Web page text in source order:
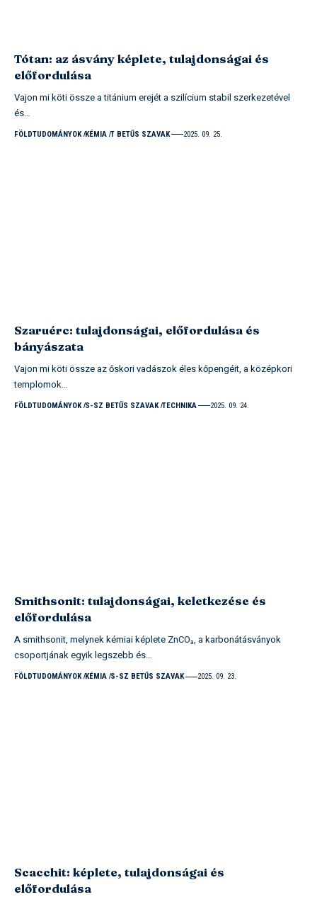
Tótan: az ásvány képlete, tulajdonságai és
előfordulása
Vajon mi köti össze a titánium erejét a szilícium stabil szerkezetével
és…
FÖLDTUDOMÁNYOK KÉMIA T BETŰS SZAVAK 2025. 09. 25.
Szaruérc: tulajdonságai, előfordulása és
bányászata
Vajon mi köti össze az őskori vadászok éles kőpengéit, a középkori
templomok…
FÖLDTUDOMÁNYOK S-SZ BETŰS SZAVAK TECHNIKA 2025. 09. 24.
Smithsonit: tulajdonságai, keletkezése és
előfordulása
A smithsonit, melynek kémiai képlete ZnCO₃, a karbonátásványok
csoportjának egyik legszebb és…
FÖLDTUDOMÁNYOK KÉMIA S-SZ BETŰS SZAVAK 2025. 09. 23.
Scacchit: képlete, tulajdonságai és
előfordulása